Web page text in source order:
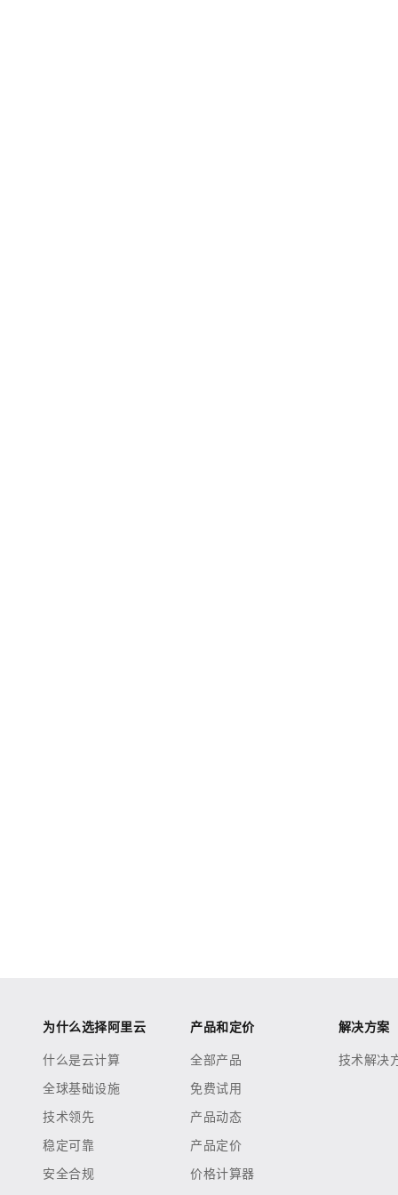
为什么选择阿里云
什么是云计算
全球基础设施
技术领先
稳定可靠
安全合规
产品和定价
全部产品
免费试用
产品动态
产品定价
价格计算器
解决方案
技术解决